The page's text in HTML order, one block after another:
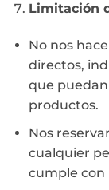
Limitación
No nos
directos,
que
productos.
Nos
cualquier
cumple con